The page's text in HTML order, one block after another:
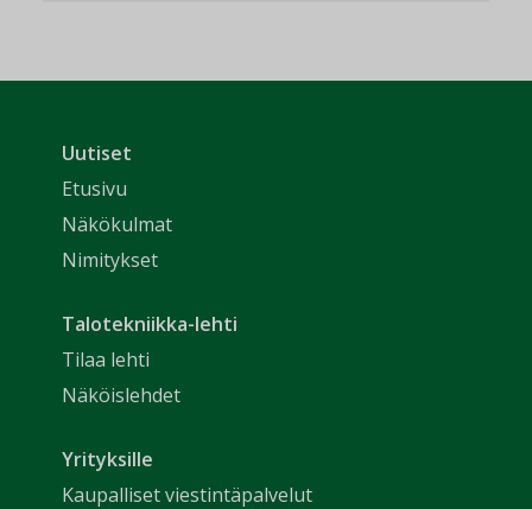
Uutiset
Etusivu
Näkökulmat
Nimitykset
Talotekniikka-lehti
Tilaa lehti
Näköislehdet
Yrityksille
Kaupalliset viestintäpalvelut